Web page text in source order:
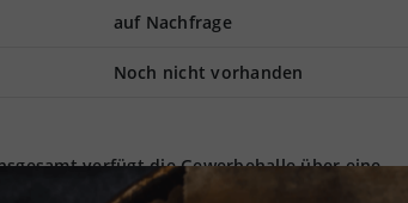
auf Nachfrage
Noch nicht vorhanden
verfügt die Gewerbehalle über eine
mit dem vorhandenen